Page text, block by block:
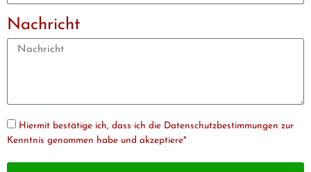
Nachricht
Hiermit bestätige ich, dass ich die Datenschutzbestimmungen zur
Kenntnis genommen habe und akzeptiere*